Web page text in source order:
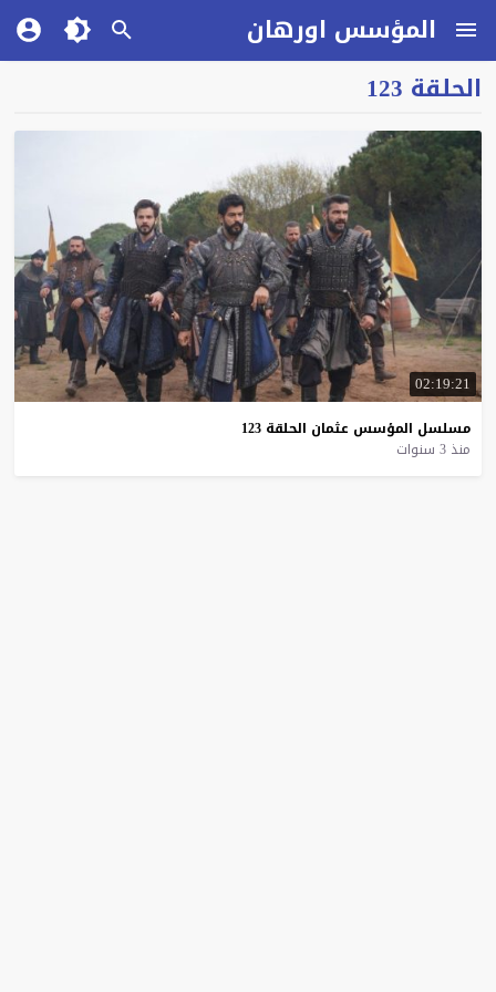
المؤسس اورهان
الحلقة 123
02:19:21
مسلسل المؤسس عثمان الحلقة 123
منذ 3 سنوات